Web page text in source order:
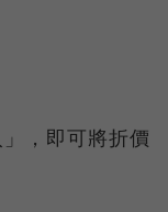
，即可將折價